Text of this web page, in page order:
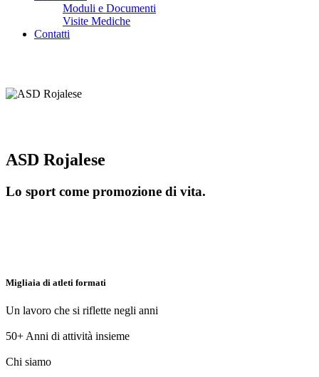
Moduli e Documenti
Visite Mediche
Contatti
ASD Rojalese
Lo sport come promozione di vita.
Migliaia di atleti formati
Un lavoro che si riflette negli anni
50+ Anni di attività insieme
Chi siamo